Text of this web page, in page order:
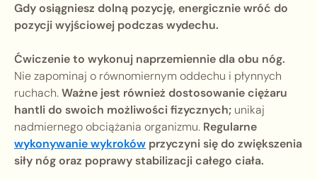
Gdy osiągniesz dolną pozycję, energicznie wróć do
pozycji wyjściowej podczas wydechu.
Ćwiczenie to wykonuj naprzemiennie dla obu nóg.
Nie zapominaj o równomiernym oddechu i płynnych
ruchach.Ważne jest również dostosowanie ciężaru
hantli do swoich możliwości fizycznych; unikaj
nadmiernego obciążania organizmu. Regularne
wykonywanie wykroków przyczyni się do zwiększenia
siły nóg oraz poprawy stabilizacji całego ciała.